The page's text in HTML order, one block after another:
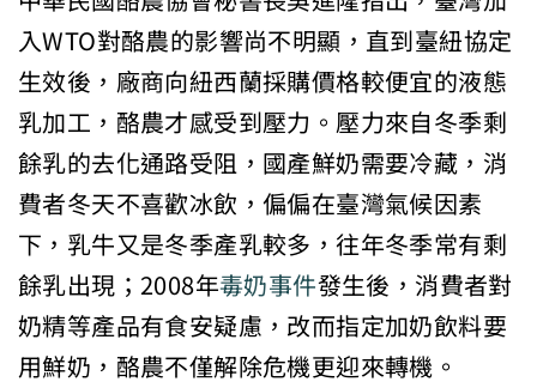
入WTO對酪農的影響尚不明顯，直到臺紐協定
生效後，廠商向紐西蘭採購價格較便宜的液態
乳加工，酪農才感受到壓力。壓力來自冬季剩
餘乳的去化通路受阻，國產鮮奶需要冷藏，消
費者冬天不喜歡冰飲，偏偏在臺灣氣候因素
下，乳牛又是冬季產乳較多，往年冬季常有剩
餘乳出現；2008年毒奶事件發生後，消費者對
奶精等產品有食安疑慮，改而指定加奶飲料要
用鮮奶，酪農不僅解除危機更迎來轉機。